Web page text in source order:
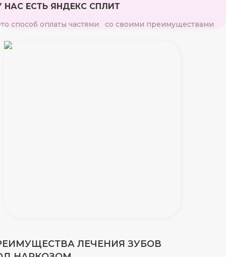
НАС ЕСТЬ ЯНДЕКС СПЛИТ
способ оплаты частями со своими преимуществами
ЛЕЧЕНИЯ ЗУБОВ